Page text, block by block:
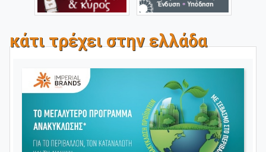
κάτι τρέχει στην ελλάδα